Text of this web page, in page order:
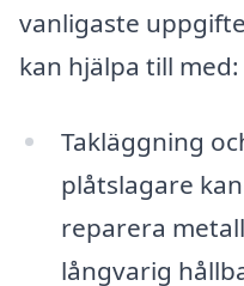
vanligaste
kan hjälpa till med:
Takläggning
plåtslagare
reparera
långvarig